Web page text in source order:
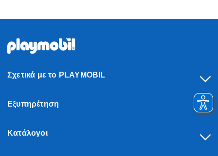
Σχετικά με το PLAYMOBIL
Εξυπηρέτηση
Κατάλογοι